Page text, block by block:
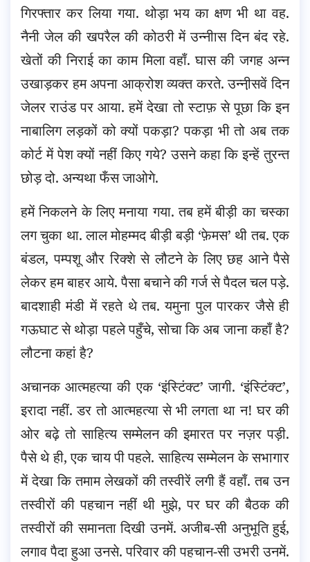
गिरफ्तार कर लिया गया. थोड़ा भय का क्षण भी था वह.
नैनी जेल की खपरैल की कोठरी में उन्नीास दिन बंद रहे.
खेतों की निराई का काम मिला वहाँ. घास की जगह अन्न
उखाड़कर हम अपना आक्रोश व्यक्त करते. उन्नी़सवें दिन
जेलर राउंड पर आया. हमें देखा तो स्टाफ़ से पूछा कि इन
नाबालिग लड़कों को क्यों पकड़ा? पकड़ा भी तो अब तक
कोर्ट में पेश क्यों नहीं किए गये? उसने कहा कि इन्हें तुरन्त
छोड़ दो. अन्यथा फँस जाओगे.
हमें निकलने के लिए मनाया गया. तब हमें बीड़ी का चस्का
लग चुका था. लाल मोहम्मद बीड़ी बड़ी ‘फ़ेमस’ थी तब. एक
बंडल, पम्पशू और रिक्शे से लौटने के लिए छह आने पैसे
लेकर हम बाहर आये. पैसा बचाने की गर्ज से पैदल चल पड़े.
बादशाही मंडी में रहते थे तब. यमुना पुल पारकर जैसे ही
गऊघाट से थोड़ा पहले पहुँचे, सोचा कि अब जाना कहाँ है?
लौटना कहां है?
अचानक आत्महत्या की एक ‘इंस्टिंक्ट’ जागी. ‘इंस्टिंक्ट’,
इरादा नहीं. डर तो आत्महत्या से भी लगता था न! घर की
ओर बढ़े तो साहित्य सम्मेलन की इमारत पर नज़र पड़ी.
पैसे थे ही, एक चाय पी पहले. साहित्य सम्मेलन के सभागार
में देखा कि तमाम लेखकों की तस्वीरें लगी हैं वहाँ. तब उन
तस्वीरों की पहचान नहीं थी मुझे, पर घर की बैठक की
तस्वीरों की समानता दिखी उनमें. अजीब-सी अनुभूति हुई,
लगाव पैदा हुआ उनसे. परिवार की पहचान-सी उभरी उनमें.